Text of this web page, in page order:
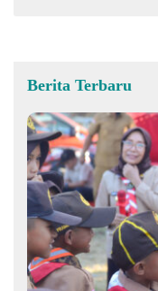
Berita Terbaru